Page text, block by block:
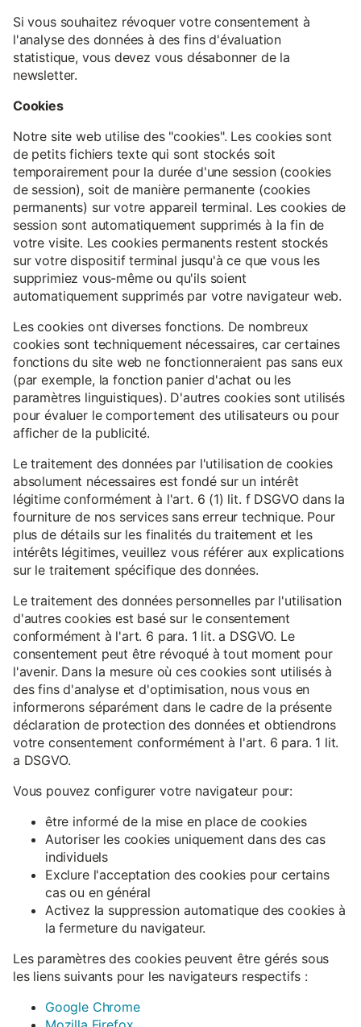
Si vous souhaitez révoquer votre consentement à
l'analyse des données à des fins d'évaluation
statistique, vous devez vous désabonner de la
newsletter.
Cookies
Notre site web utilise des "cookies". Les cookies sont
de petits fichiers texte qui sont stockés soit
temporairement pour la durée d'une session (cookies
de session), soit de manière permanente (cookies
permanents) sur votre appareil terminal. Les cookies de
session sont automatiquement supprimés à la fin de
votre visite. Les cookies permanents restent stockés
sur votre dispositif terminal jusqu'à ce que vous les
supprimiez vous-même ou qu'ils soient
automatiquement supprimés par votre navigateur web.
Les cookies ont diverses fonctions. De nombreux
cookies sont techniquement nécessaires, car certaines
fonctions du site web ne fonctionneraient pas sans eux
(par exemple, la fonction panier d'achat ou les
paramètres linguistiques). D'autres cookies sont utilisés
pour évaluer le comportement des utilisateurs ou pour
afficher de la publicité.
Le traitement des données par l'utilisation de cookies
absolument nécessaires est fondé sur un intérêt
légitime conformément à l'art. 6 (1) lit. f DSGVO dans la
fourniture de nos services sans erreur technique. Pour
plus de détails sur les finalités du traitement et les
intérêts légitimes, veuillez vous référer aux explications
sur le traitement spécifique des données.
Le traitement des données personnelles par l'utilisation
d'autres cookies est basé sur le consentement
conformément à l'art. 6 para. 1 lit. a DSGVO. Le
consentement peut être révoqué à tout moment pour
l'avenir. Dans la mesure où ces cookies sont utilisés à
des fins d'analyse et d'optimisation, nous vous en
informerons séparément dans le cadre de la présente
déclaration de protection des données et obtiendrons
votre consentement conformément à l'art. 6 para. 1 lit.
a DSGVO.
Vous pouvez configurer votre navigateur pour:
être informé de la mise en place de cookies
Autoriser les cookies uniquement dans des cas
individuels
Exclure l'acceptation des cookies pour certains
cas ou en général
Activez la suppression automatique des cookies à
la fermeture du navigateur.
Les paramètres des cookies peuvent être gérés sous
les liens suivants pour les navigateurs respectifs :
Google Chrome